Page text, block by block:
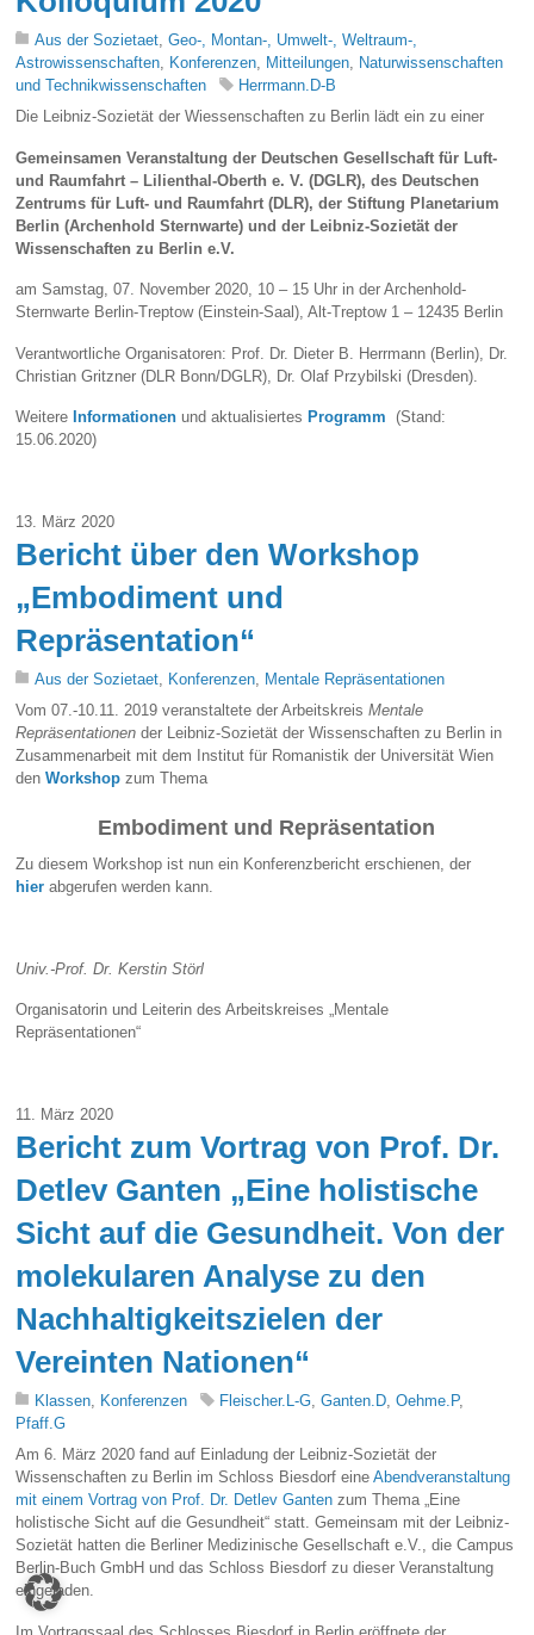
Aus der Sozietaet,Geo-, Montan-, Umwelt-, Weltraum-,
Astrowissenschaften, Konferenzen, Mitteilungen, Naturwissenschaften
und Technikwissenschaften
Herrmann.D-B
Die Leibniz-Sozietät der Wiessenschaften zu Berlin lädt ein zu einer
Gemeinsamen Veranstaltung der Deutschen Gesellschaft für Luft-
und Raumfahrt – Lilienthal-Oberth e. V. (DGLR), des Deutschen
Zentrums für Luft- und Raumfahrt (DLR), der Stiftung Planetarium
Berlin (Archenhold Sternwarte) und der Leibniz-Sozietät der
Wissenschaften zu Berlin e.V.
am Samstag, 07. November 2020, 10 – 15 Uhr in der Archenhold-
Sternwarte Berlin-Treptow (Einstein-Saal), Alt-Treptow 1 – 12435 Berlin
Verantwortliche Organisatoren: Prof. Dr. Dieter B. Herrmann (Berlin), Dr.
Christian Gritzner (DLR Bonn/DGLR), Dr. Olaf Przybilski (Dresden).
Weitere Informationen und aktualisiertes Programm (Stand:
15.06.2020)
13. März 2020
Bericht über den Workshop
„Embodiment und
Repräsentation“
Aus der Sozietaet, Konferenzen, Mentale Repräsentationen
Vom 07.-10.11. 2019 veranstaltete der ArbeitskreisMentale
Repräsentationen der Leibniz-Sozietät der Wissenschaften zu Berlin in
Zusammenarbeit mit dem Institut für Romanistik der Universität Wien
denWorkshop zum Thema
Embodiment und Repräsentation
Zu diesem Workshop ist nun ein Konferenzbericht erschienen, der
hier abgerufen werden kann.
Univ.-Prof. Dr. Kerstin Störl
Organisatorin und Leiterin des Arbeitskreises „Mentale
Repräsentationen“
11. März 2020
Bericht zum Vortrag von Prof. Dr.
Detlev Ganten „Eine holistische
Sicht auf die Gesundheit. Von der
molekularen Analyse zu den
Nachhaltigkeitszielen der
Vereinten Nationen“
Klassen, Konferenzen Fleischer.L-G,Ganten.D,Oehme.P,
Pfaff.G
Am 6. März 2020 fand auf Einladung der Leibniz-Sozietät der
Wissenschaften zu Berlin im Schloss Biesdorf eineAbendveranstaltung
mit einem Vortrag von Prof. Dr. Detlev Ganten zum Thema „Eine
holistische Sicht auf die Gesundheit“ statt. Gemeinsam mit der Leibniz-
Sozietät hatten die Berliner Medizinische Gesellschaft e.V., die Campus
Berlin-Buch GmbH und das Schloss Biesdorf zu dieser Veranstaltung
eingeladen.